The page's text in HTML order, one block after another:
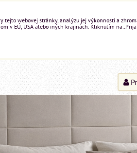
tejto webovej stránky, analýzu jej výkonnosti a
v EÚ, USA alebo iných krajinách. Kliknutím na